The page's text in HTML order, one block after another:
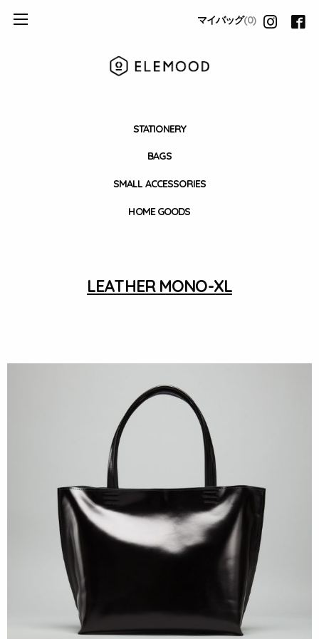
マイバッグ(0)
STATIONERY
BAGS
SMALL ACCESSORIES
HOME GOODS
LEATHER MONO-XL